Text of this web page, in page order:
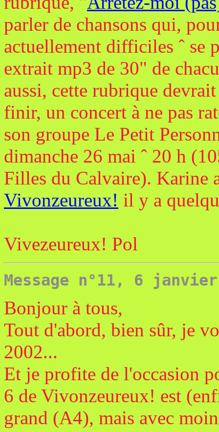
parler de chansons qui,
actuellement difficiles ˆ se
extrait mp3 de 30" de
aussi, cette rubrique
finir, un concert à ne pas
son groupe Le Petit
dimanche 26 mai ˆ 20 h
Filles du Calvaire). Karine
Vivonzeureux! il y a
Vivezeureux! Pol
Message n°11, 6
Bonjour à tous,
Tout d'abord, bien sûr, je
2002...
Et je profite de l'occasion
6 de Vivonzeureux! est
grand (A4), mais avec